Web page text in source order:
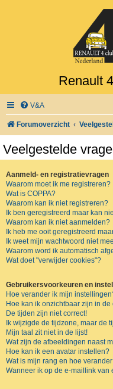
Renault
V&A
Forumoverzicht
Veelgestelde
Aanmeld- en registratievragen
Waarom moet ik me registreren?
Wat is COPPA?
Waarom kan ik niet registreren?
Ik ben geregistreerd maar kan
Waarom kan ik niet aanmelden?
Ik heb me ooit geregistreerd
Ik weet mijn wachtwoord niet
Waarom word ik automatisch
Wat doet "verwijder cookies"?
Gebruikersvoorkeuren en
Hoe verander ik mijn
Hoe kan ik onzichtbaar zijn in
De tijden zijn niet correct!
Ik wijzigde de tijdzone, maar de
Mijn taal zit niet in de lijst!
Wat zijn de afbeeldingen naast
Hoe kan ik een avatar instellen?
Wat is mijn rang en hoe
Wanneer ik op de e-maillink van